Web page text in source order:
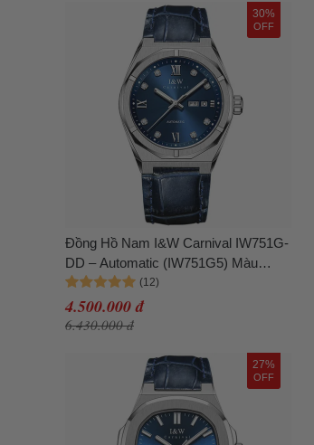
30%
OFF
Đồng Hồ Nam I&W Carnival IW751G-
DD – Automatic (IW751G5) Màu
Xanh Navy
4.500.000 đ
6.430.000 đ
27%
OFF